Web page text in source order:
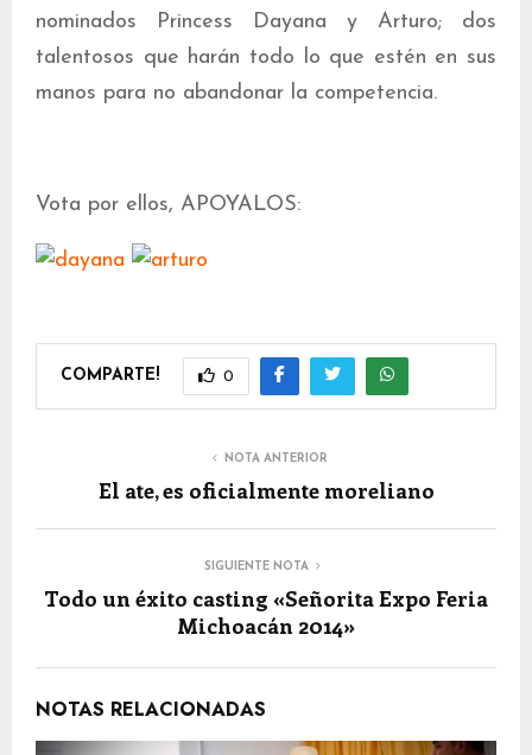
nominados Princess Dayana y Arturo; dos
talentosos que harán todo lo que estén en sus
manos para no abandonar la competencia.
Vota por ellos, APOYALOS:
COMPARTE! 0
NOTA ANTERIOR
El ate, es oficialmente moreliano
SIGUIENTE NOTA
Todo un éxito casting «Señorita Expo Feria
Michoacán 2014»
NOTAS RELACIONADAS